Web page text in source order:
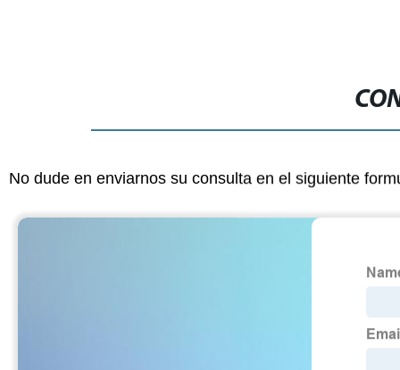
No dude en enviarnos su consulta en el siguiente